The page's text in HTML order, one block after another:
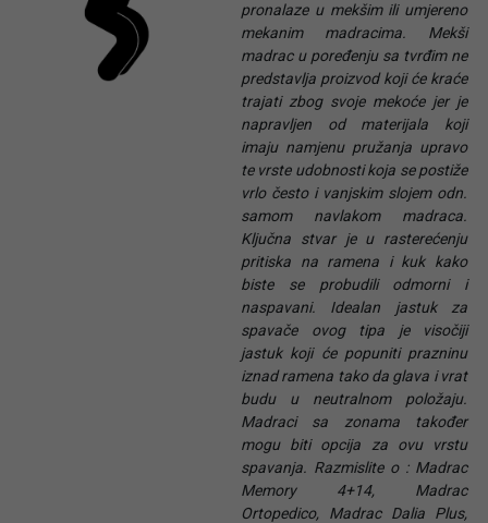
pronalaze u mekšim ili umjereno
mekanim madracima. Mekši
madrac u poređenju sa tvrđim ne
predstavlja proizvod koji će kraće
trajati zbog svoje mekoće jer je
napravljen od materijala koji
imaju namjenu pružanja upravo
te vrste udobnosti koja se postiže
vrlo često i vanjskim slojem odn.
samom navlakom madraca.
Ključna stvar je u rasterećenju
pritiska na ramena i kuk kako
biste se probudili odmorni i
naspavani. Idealan jastuk za
spavače ovog tipa je visočiji
jastuk koji će popuniti prazninu
iznad ramena tako da glava i vrat
budu u neutralnom položaju.
Madraci sa zonama također
mogu biti opcija za ovu vrstu
spavanja. Razmislite o : Madrac
Memory 4+14, Madrac
Ortopedico, Madrac Dalia Plus,